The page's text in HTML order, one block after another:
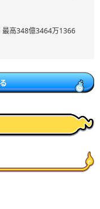
最高348億3464万1366